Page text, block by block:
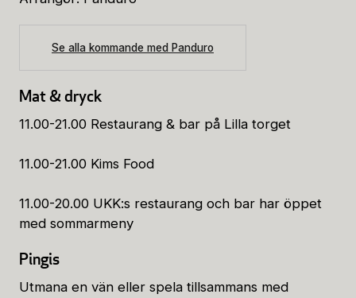
Se alla kommande med Panduro
Mat & dryck
11.00-21.00 Restaurang & bar på Lilla torget
11.00-21.00 Kims Food
11.00-20.00 UKK:s restaurang och bar har öppet
med sommarmeny
Pingis
Utmana en vän eller spela tillsammans med